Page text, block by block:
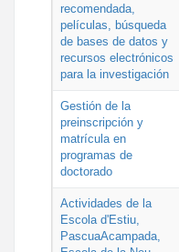
recomendada,
películas, búsqueda
de bases de datos y
recursos electrónicos
para la investigación
Gestión de la
preinscripción y
matrícula en
programas de
doctorado
Actividades de la
Escola d'Estiu,
PascuaAcampada,